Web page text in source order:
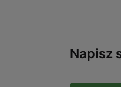
Napisz